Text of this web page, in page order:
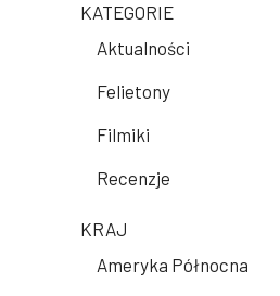
KATEGORIE
Aktualności
Felietony
Filmiki
Recenzje
KRAJ
Ameryka Północna